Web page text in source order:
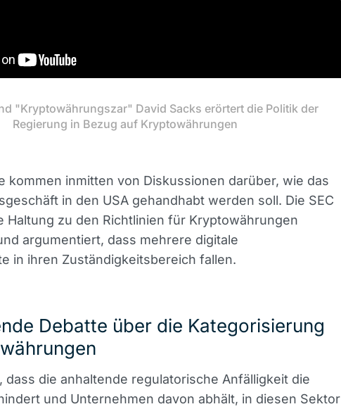
"Kryptowährungszar" David Sacks erörtert die Politik der
Regierung in Bezug auf Kryptowährungen
kommen inmitten von Diskussionen darüber, wie das
in den USA gehandhabt werden soll. Die SEC
Haltung zu den Richtlinien für Kryptowährungen
argumentiert, dass mehrere digitale
in ihren Zuständigkeitsbereich fallen.
Debatte über die Kategorisierung
dass die anhaltende regulatorische Anfälligkeit die
und Unternehmen davon abhält, in diesen Sektor